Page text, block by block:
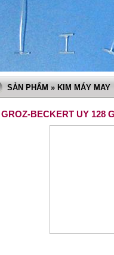
SẢN PHẨM » KIM MÁY MAY
BECKERT UY 128